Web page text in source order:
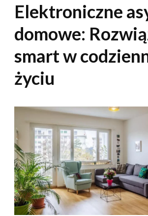
Elektroniczne
domowe:
smart w
życiu